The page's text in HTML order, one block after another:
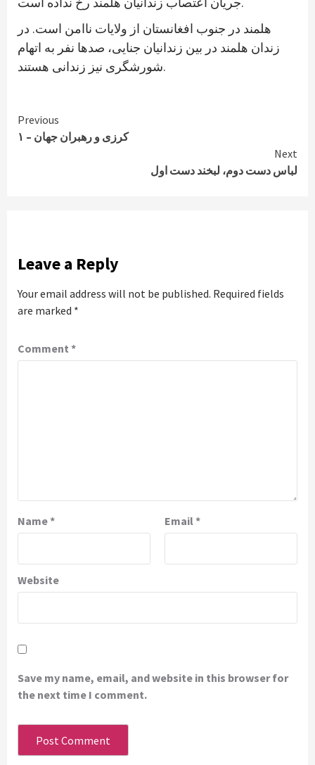
هلمند در جنوب افغانستان از ولایات ناامن است. در
زندان هلمند در بین زندانیان جنایی، صدها نفر به اتهام
شورشگری نیز زندانی هستند.
Continue
Reading
Previous
کرزی و رهبران جهان – ۱
Next
لباس دست دوم، لبخند دست اول
Leave a Reply
Your email address will not be published. Required fields
are marked *
Comment *
Name* Email*
Website
Save my name, email, and website in this browser for
the next time I comment.